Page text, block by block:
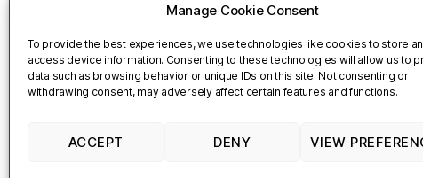
Manage Cookie Consent
To provide the best experiences, we use technologies like cookies to store
access device information. Consenting to these technologies will allow us to
data such as browsing behavior or unique IDs on this site. Not consenting or
withdrawing consent, may adversely affect certain features and functions.
ACCEPT DENY VIEW
Links Kontakt Impressum